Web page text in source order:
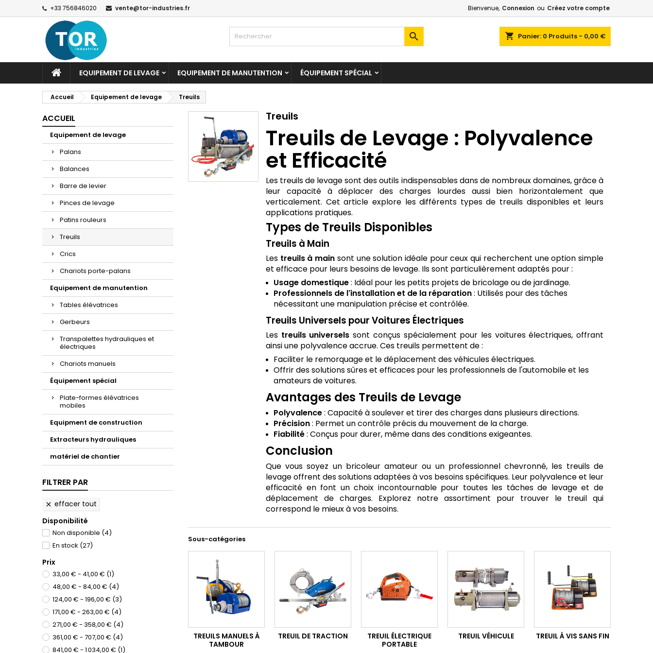
+33 756846020 vente@tor-industries.fr Bienvenue, Connexion ou Créez votre compte
shopping_cart Panier: 0 Produits - 0,00 €

EQUIPEMENT DE LEVAGE EQUIPEMENT DE MANUTENTION ÉQUIPEMENT SPÉCIAL
Accueil Equipement de levage Treuils
ACCUEIL
Equipement de levage
Palans
Balances
Barre de levier
Pinces de levage
Patins rouleurs
Treuils
Crics
Chariots porte-palans
Equipement de manutention
Tables élévatrices
Gerbeurs
Transpalettes hydrauliques et
électriques
Chariots manuels
Équipement spécial
Plate-formes élévatrices
mobiles
Equipment de construction
Extracteurs hydrauliques
matériel de chantier
FILTRER PAR
 effacer tout
Disponibilité
Non disponible (4)
En stock (27)
Prix
33,00 € - 41,00 € (1)
48,00 € - 84,00 € (4)
124,00 € - 196,00 € (3)
171,00 € - 263,00 € (4)
271,00 € - 358,00 € (4)
361,00 € - 707,00 € (4)
841,00 € - 1 034,00 € (1)
Treuils
Treuils de Levage : Polyvalence
et Efficacité
Les treuils de levage sont des outils indispensables dans de nombreux domaines, grâce à
leur capacité à déplacer des charges lourdes aussi bien horizontalement que
verticalement. Cet article explore les différents types de treuils disponibles et leurs
applications pratiques.
Types de Treuils Disponibles
Treuils à Main
Les treuils à main sont une solution idéale pour ceux qui recherchent une option simple
et efficace pour leurs besoins de levage. Ils sont particulièrement adaptés pour :
Usage domestique: Idéal pour les petits projets de bricolage ou de jardinage.
Professionnels de l'installation et de la réparation: Utilisés pour des tâches
nécessitant une manipulation précise et contrôlée.
Treuils Universels pour Voitures Électriques
Les treuils universels sont conçus spécialement pour les voitures électriques, offrant
ainsi une polyvalence accrue. Ces treuils permettent de :
Faciliter le remorquage et le déplacement des véhicules électriques.
Offrir des solutions sûres et efficaces pour les professionnels de l'automobile et les
amateurs de voitures.
Avantages des Treuils de Levage
Polyvalence: Capacité à soulever et tirer des charges dans plusieurs directions.
Précision: Permet un contrôle précis du mouvement de la charge.
Fiabilité: Conçus pour durer, même dans des conditions exigeantes.
Conclusion
Que vous soyez un bricoleur amateur ou un professionnel chevronné, les treuils de
levage offrent des solutions adaptées à vos besoins spécifiques. Leur polyvalence et leur
efficacité en font un choix incontournable pour toutes les tâches de levage et de
déplacement de charges. Explorez notre assortiment pour trouver le treuil qui
correspond le mieux à vos besoins.
Sous-catégories
TREUILS MANUELS À
TAMBOUR
TREUIL DE TRACTION
TREUIL ÉLECTRIQUE
PORTABLE
TREUIL VÉHICULE TREUIL À VIS SANS FIN